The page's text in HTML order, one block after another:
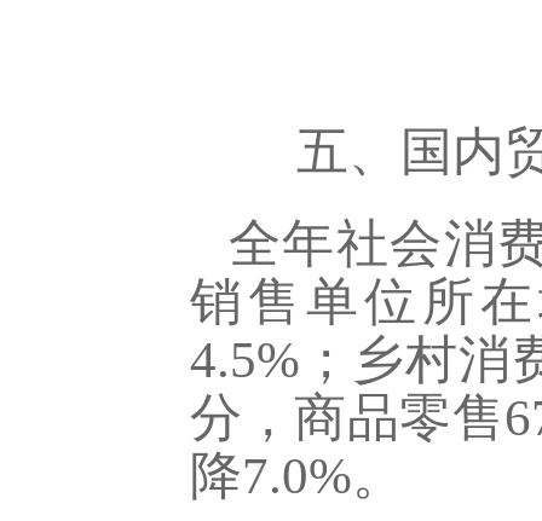
五、国内
全年社会消
销售单位所
4.5%；乡村消
分，商品零售
降7.0%。